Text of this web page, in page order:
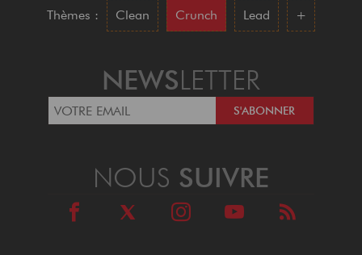
Thèmes :
Clean Crunch Lead +
NEWSLETTER
NOUS SUIVRE